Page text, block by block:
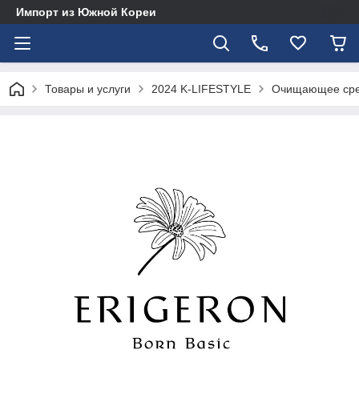
Импорт из Южной Кореи
Товары и услуги 2024 K-LIFESTYLE Очищающее